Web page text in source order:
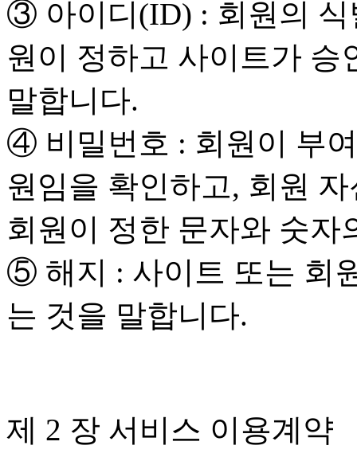
③ 아이디(ID) : 회원의 식
원이 정하고 사이트가 승
말합니다.
④ 비밀번호 : 회원이 부
원임을 확인하고, 회원
회원이 정한 문자와 숫자
⑤ 해지 : 사이트 또는 회
는 것을 말합니다.
제 2 장 서비스 이용계약